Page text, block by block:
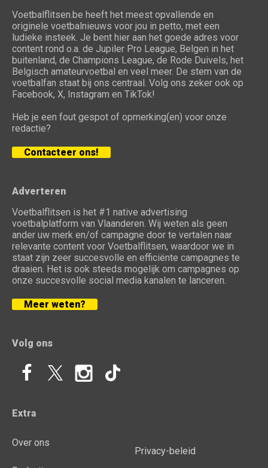
Voetbalflitsen.be heeft het meest opvallende en
originele voetbalnieuws voor jou in petto, met een
ludieke insteek. Je bent hier aan het goede adres voor
content rond o.a. de Jupiler Pro League, Belgen in het
buitenland, de Champions League, de Rode Duivels, het
Belgisch amateurvoetbal en veel meer. De stem van de
voetbalfan staat bij ons centraal. Volg ons zeker ook op
Facebook, X, Instagram en TikTok!
Heb je een fout gespot of opmerking(en) voor onze
redactie?
Contacteer ons!
Adverteren
Voetbalflitsen is het #1 native advertising
voetbalplatform van Vlaanderen. Wij weten als geen
ander uw merk en/of campagne door te vertalen naar
relevante content voor Voetbalflitsen, waardoor we in
staat zijn zeer succesvolle en efficiënte campagnes te
draaien. Het is ook steeds mogelijk om campagnes op
onze succesvolle social media kanalen te lanceren.
Meer weten?
Volg ons
Extra
Over ons
Privacy-beleid